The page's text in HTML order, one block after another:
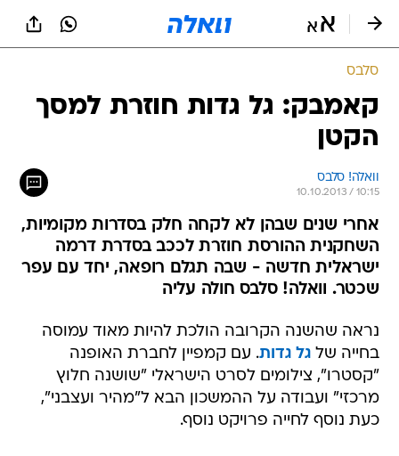
סלבס
קאמבק: גל גדות חוזרת למסך
הקטן
וואלה! סלבס
10.10.2013 / 10:15
אחרי שנים שבהן לא לקחה חלק בסדרות מקומיות,
השחקנית ההורסת חוזרת לככב בסדרת דרמה
ישראלית חדשה - שבה תגלם רופאה, יחד עם עפר
שכטר. וואלה! סלבס חולה עליה
נראה שהשנה הקרובה הולכת להיות מאוד עמוסה
בחייה שלגל גדות. עם קמפיין לחברת האופנה
"קסטרו", צילומים לסרט הישראלי "שושנה חלוץ
מרכזי" ועבודה על ההמשכון הבא ל"מהיר ועצבני",
כעת נוסף לחייה פרויקט נוסף.